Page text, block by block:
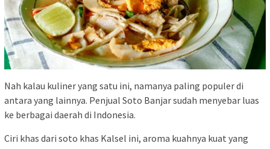
Nah kalau kuliner yang satu ini, namanya paling populer di
antara yang lainnya. Penjual Soto Banjar sudah menyebar luas
ke berbagai daerah di Indonesia.
Ciri khas dari soto khas Kalsel ini, aroma kuahnya kuat yang